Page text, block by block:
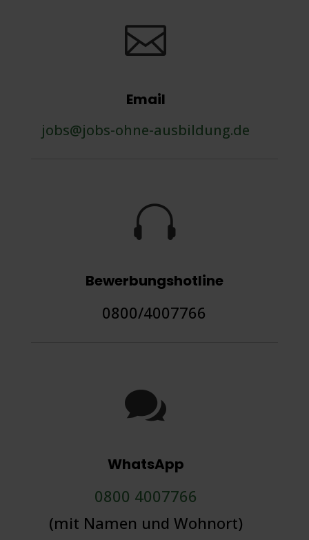

Email
jobs@jobs-ohne-ausbildung.de

Bewerbungshotline
0800/4007766

WhatsApp
0800 4007766
(mit Namen und Wohnort)